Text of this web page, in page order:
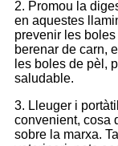
2. Promou la
en aquestes
prevenir les
berenar de carn,
les boles de pèl,
saludable.
3. Lleuger i
convenient, cosa
sobre la marxa.